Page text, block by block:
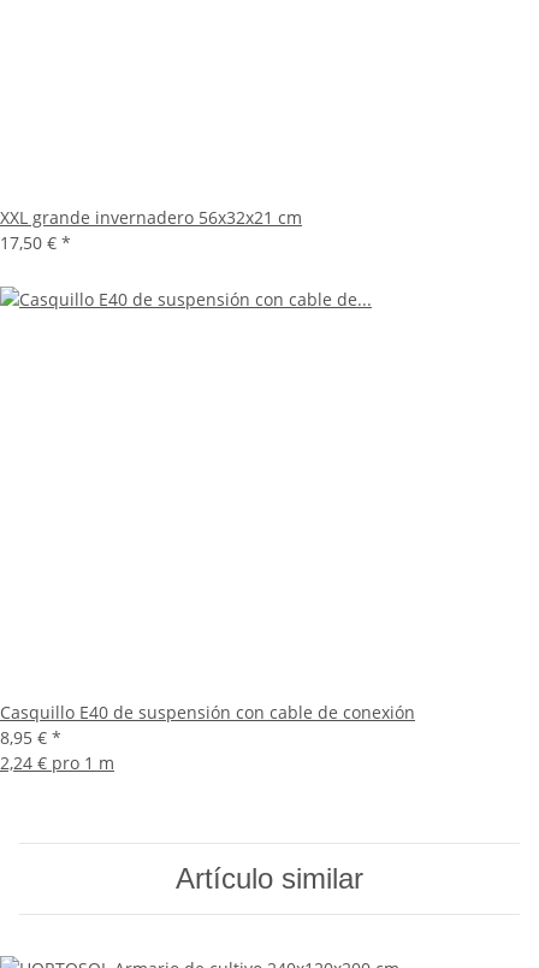
XXL grande invernadero 56x32x21 cm
17,50 € *
Casquillo E40 de suspensión con cable de conexión
8,95 € *
2,24 € pro 1 m
Artículo similar